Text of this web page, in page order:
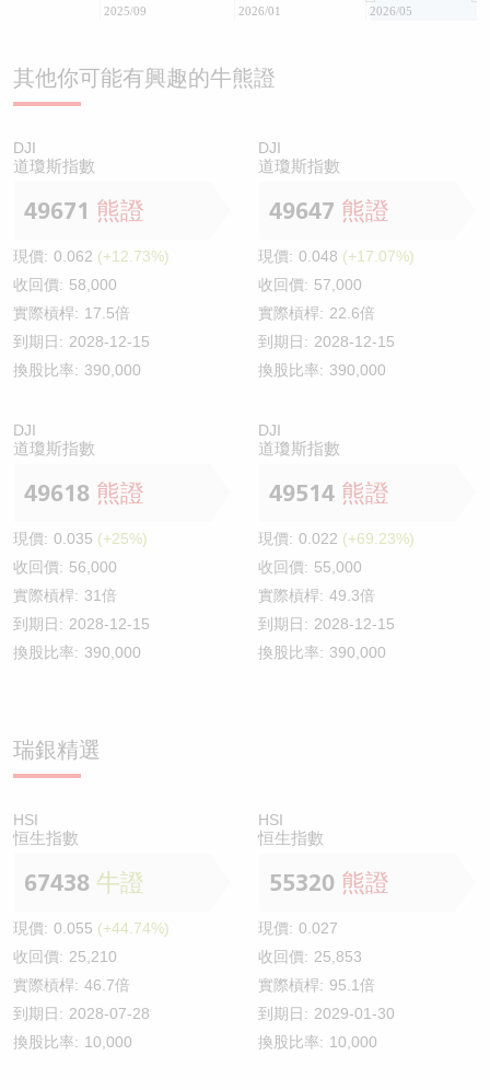
2025/09 2026/01 2026/05
其他你可能有興趣的牛熊證
DJI
道瓊斯指數
49671 熊證
現價: 0.062 (+12.73%)
收回價: 58,000
實際槓桿: 17.5倍
到期日: 2028-12-15
換股比率: 390,000
DJI
道瓊斯指數
49647 熊證
現價: 0.048 (+17.07%)
收回價: 57,000
實際槓桿: 22.6倍
到期日: 2028-12-15
換股比率: 390,000
DJI
道瓊斯指數
49618 熊證
現價: 0.035 (+25%)
收回價: 56,000
實際槓桿: 31倍
到期日: 2028-12-15
換股比率: 390,000
DJI
道瓊斯指數
49514 熊證
現價: 0.022 (+69.23%)
收回價: 55,000
實際槓桿: 49.3倍
到期日: 2028-12-15
換股比率: 390,000
瑞銀精選
HSI
恒生指數
67438 牛證
現價: 0.055 (+44.74%)
收回價: 25,210
實際槓桿: 46.7倍
到期日: 2028-07-28
換股比率: 10,000
HSI
恒生指數
55320 熊證
現價: 0.027
收回價: 25,853
實際槓桿: 95.1倍
到期日: 2029-01-30
換股比率: 10,000